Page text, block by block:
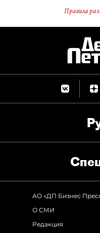
Правила
АО «ДП Бизнес
О СМИ
Редакция